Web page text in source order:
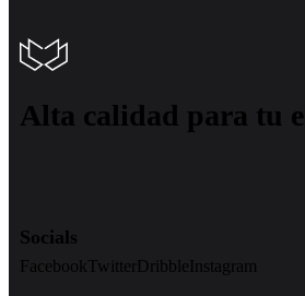
Alta calidad para tu
Socials
Facebook TwitterDribbleInstagram